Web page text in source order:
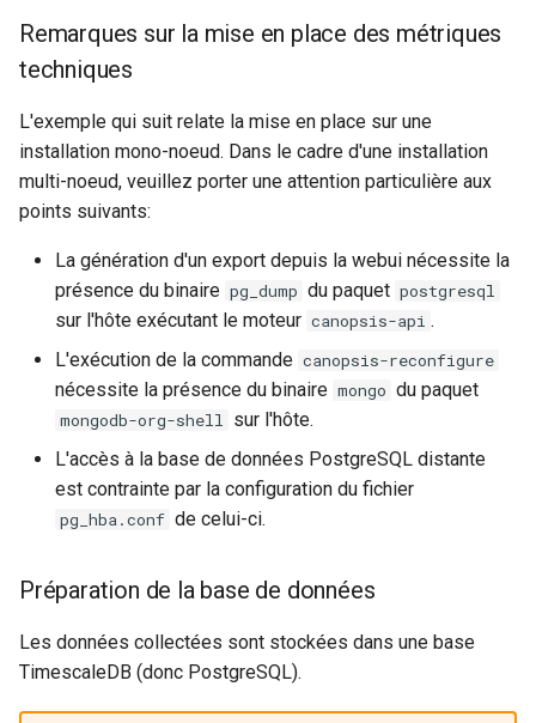
o
d
e
c
e
avancées (LDAP, CAS,
Modification du fichier de
configuration toml
canopsis.toml
des services et des
Scripts externes
Variables d'environnement
Action base de donnees
Gestion fixtures
Connexion à Canopsis et à
Prérequis des versions
Matrice des flux reseau
Mise a jour
Remediation
Webserver
Description des métriques Engine-pbehavior
Engine-webhook
Swagger pro
L'enrichissement
corrélation
Météo des Services
tiers
Période de confirmation
les nouvelles alarmes
Personnalisation des
handlebars
suivant
Listes de lecture
Paramètres de calcul
d'état/sévérité
Paramètres de stockage
Paramètres
Planification
Utilisateurs
Règles Méta Alarmes (pro)
Règles de résolution
Scenarios
Premier acces
Services
Templates go
Utilisation avancee
Vocabulaire
pour Canopsis
nokiansp2canopsis
Connecteur PRTG
SNMP trap vers Canopsis
Shinken
zabbix2canopsis)
Notes de version Canopsis
Notes de version Canopsis
25.04.1
25.04.0
Remarques sur la mise en place des métriques
techniques
L'exemple qui suit relate la mise en place sur une
installation mono-noeud. Dans le cadre d'une installation
multi-noeud, veuillez porter une attention particulière aux
points suivants:
La génération d'un export depuis la webui nécessite la
présence du binaire pg_dump du paquet postgresql
sur l'hôte exécutant le moteur canopsis-api .
L'exécution de la commande canopsis-reconfigure
nécessite la présence du binaire mongo du paquet
mongodb-org-shell sur l'hôte.
L'accès à la base de données PostgreSQL distante
est contrainte par la configuration du fichier
pg_hba.conf de celui-ci.
Préparation de la base de données
Les données collectées sont stockées dans une base
TimescaleDB (donc PostgreSQL).